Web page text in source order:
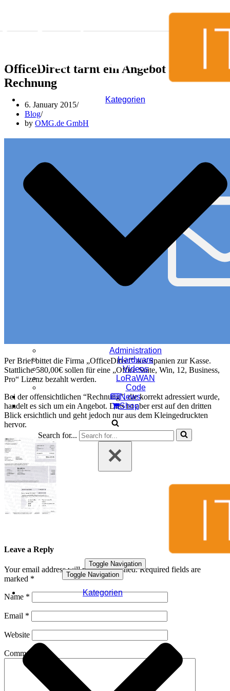
Kategorien
Administration
Hardware
Videos
LoRaWAN
Code
News
Shop
Search for...
Toggle Navigation
Toggle Navigation
Kategorien
OfficeDirect tarnt ein Angebot als
Rechnung
6. January 2015
Blog
by OMG.de GmbH
Per Brief bittet die Firma „OfficeDirect“ aus Spanien zur Kasse.
Stattliche 580,00€ sollen für eine „Office Suite, Win, 12, Business,
Pro“ Lizenz bezahlt werden.
Bei der offensichtlichen “Rechnung”, die korrekt adressiert wurde,
handelt es sich um ein Angebot. Dies ist aber erst auf den dritten
Blick ersichtlich und geht jedoch nur aus dem Kleingedruckten
hervor.
Leave a Reply
Your email address will not be published.Required fields are
marked *
Name *
Email *
Website
Comment